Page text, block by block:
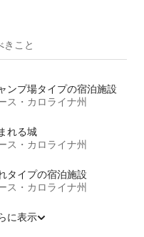
きこと
ンプ場タイプの宿泊施設
ス・カロライナ州
れる城
ス・カロライナ州
タイプの宿泊施設
ス・カロライナ州
に表示